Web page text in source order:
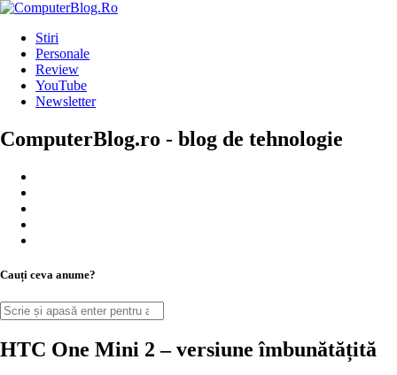
Stiri
Personale
Review
YouTube
Newsletter
ComputerBlog.ro - blog de tehnologie
Cauți ceva anume?
HTC One Mini 2 – versiune îmbunătățită